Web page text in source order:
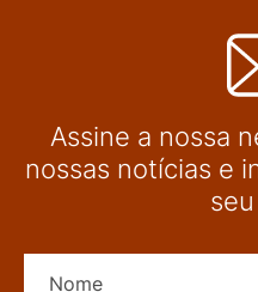
Assine a nossa
nossas notícias e